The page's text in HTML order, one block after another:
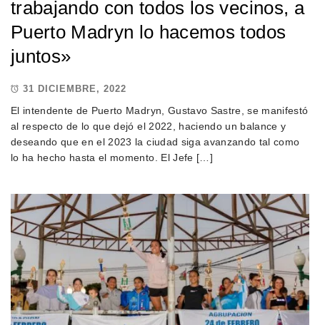
trabajando con todos los vecinos, a
Puerto Madryn lo hacemos todos
juntos»
31 DICIEMBRE, 2022
El intendente de Puerto Madryn, Gustavo Sastre, se manifestó
al respecto de lo que dejó el 2022, haciendo un balance y
deseando que en el 2023 la ciudad siga avanzando tal como
lo ha hecho hasta el momento. El Jefe […]